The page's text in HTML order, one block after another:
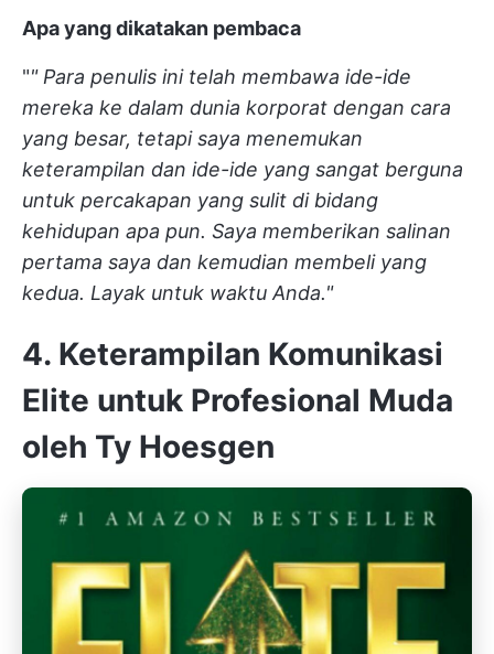
Apa yang dikatakan pembaca
"" Para penulis ini telah membawa ide-ide
mereka ke dalam dunia korporat dengan cara
yang besar, tetapi saya menemukan
keterampilan dan ide-ide yang sangat berguna
untuk percakapan yang sulit di bidang
kehidupan apa pun. Saya memberikan salinan
pertama saya dan kemudian membeli yang
kedua. Layak untuk waktu Anda."
4. Keterampilan Komunikasi
Elite untuk Profesional Muda
oleh Ty Hoesgen